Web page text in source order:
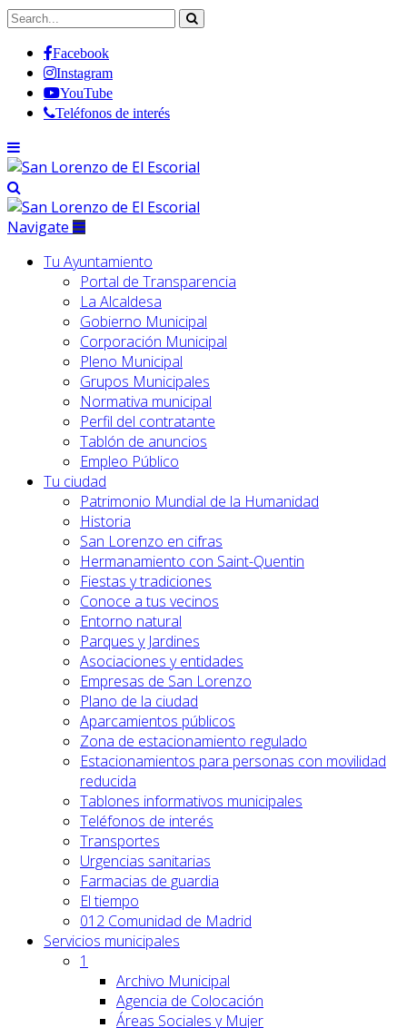
Facebook
Instagram
YouTube
Teléfonos de interés
Navigate
Tu Ayuntamiento
Portal de Transparencia
La Alcaldesa
Gobierno Municipal
Corporación Municipal
Pleno Municipal
Grupos Municipales
Normativa municipal
Perfil del contratante
Tablón de anuncios
Empleo Público
Tu ciudad
Patrimonio Mundial de la Humanidad
Historia
San Lorenzo en cifras
Hermanamiento con Saint-Quentin
Fiestas y tradiciones
Conoce a tus vecinos
Entorno natural
Parques y Jardines
Asociaciones y entidades
Empresas de San Lorenzo
Plano de la ciudad
Aparcamientos públicos
Zona de estacionamiento regulado
Estacionamientos para personas con movilidad
reducida
Tablones informativos municipales
Teléfonos de interés
Transportes
Urgencias sanitarias
Farmacias de guardia
El tiempo
012 Comunidad de Madrid
Servicios municipales
1
Archivo Municipal
Agencia de Colocación
Áreas Sociales y Mujer